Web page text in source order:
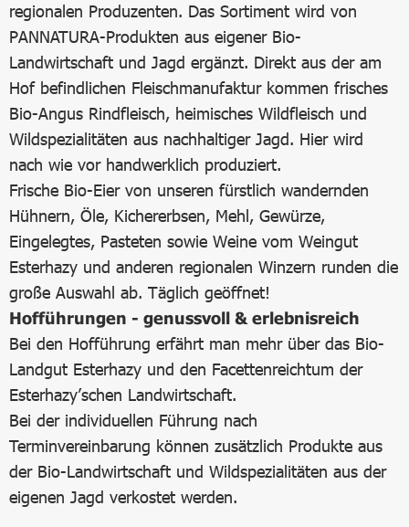
regionalen Produzenten. Das Sortiment wird von
PANNATURA-Produkten aus eigener Bio-
Landwirtschaft und Jagd ergänzt. Direkt aus der am
Hof befindlichen Fleischmanufaktur kommen frisches
Bio-Angus Rindfleisch, heimisches Wildfleisch und
Wildspezialitäten aus nachhaltiger Jagd. Hier wird
nach wie vor handwerklich produziert.
Frische Bio-Eier von unseren fürstlich wandernden
Hühnern, Öle, Kichererbsen, Mehl, Gewürze,
Eingelegtes, Pasteten sowie Weine vom Weingut
Esterhazy und anderen regionalen Winzern runden die
große Auswahl ab. Täglich geöffnet!
Hofführungen - genussvoll & erlebnisreich
Bei den Hofführung erfährt man mehr über das Bio-
Landgut Esterhazy und den Facettenreichtum der
Esterhazy’schen Landwirtschaft.
Bei der individuellen Führung nach
Terminvereinbarung können zusätzlich Produkte aus
der Bio-Landwirtschaft und Wildspezialitäten aus der
eigenen Jagd verkostet werden.